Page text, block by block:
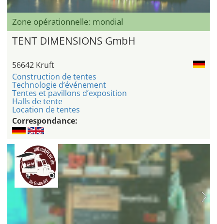
Zone opérationnelle: mondial
TENT DIMENSIONS GmbH
56642 Kruft
Construction de tentes
Technologie d’événement
Tentes et pavillons d’exposition
Halls de tente
Location de tentes
Correspondance: